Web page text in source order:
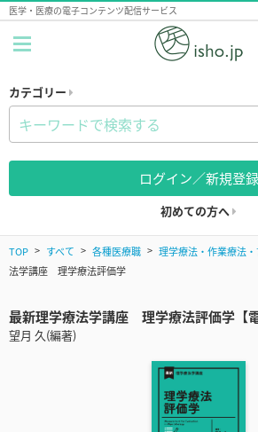
医学・医療の電子コンテンツ配信サービス
カテゴリー
ログイン／新規登録
初めての方へ
TOP すべて 各種医療職 理学療法・作業療法
法学講座 理学療法評価学
最新理学療法学講座 理学療法評価学【電
望月 久(編著)